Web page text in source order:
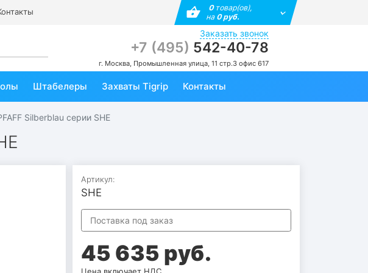
0товар(ов),
на0 руб.
Заказать звонок
+7 (495) 542-40-78
г. Москва, Промышленная улица, 11 стр.3 офис 617
Штабелеры Захваты Tigrip Контакты
Silberblau серии SHE
Артикул:
SHE
Поставка под заказ
45 635 руб.
Цена включает НДС